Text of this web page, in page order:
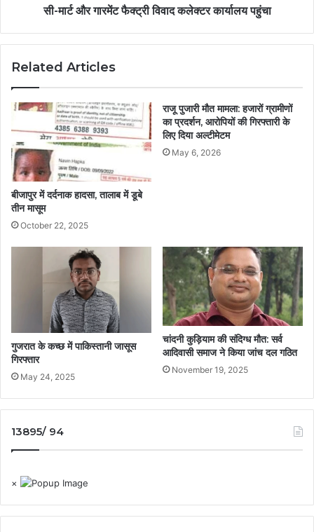
सी-मार्ट और गारमेंट फैक्ट्री विवाद कलेक्टर कार्यालय पहुंचा
Related Articles
बीजापुर में दर्दनाक हादसा, तालाब में डूबे
तीन मासूम
October 22, 2025
राजू पुजारी मौत मामला: हजारों ग्रामीणों
का प्रदर्शन, आरोपियों की गिरफ्तारी के
लिए दिया अल्टीमेटम
May 6, 2026
गुजरात के कच्छ में पाकिस्तानी जासूस
गिरफ्तार
May 24, 2025
चांदनी कुड़ियाम की संदिग्ध मौत: सर्व
आदिवासी समाज ने किया जांच दल गठित
November 19, 2025
13895/ 94
×